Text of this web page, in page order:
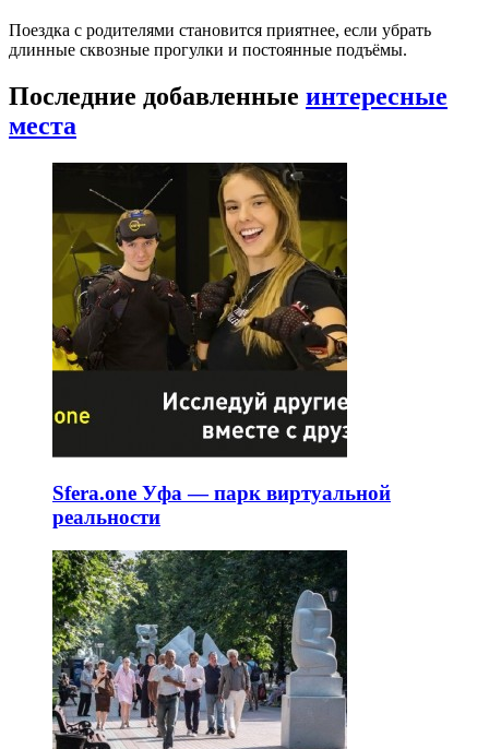
Поездка с родителями становится приятнее, если убрать
длинные сквозные прогулки и постоянные подъёмы.
Последние добавленные интересные
места
Sfera.one Уфа — парк виртуальной
реальности